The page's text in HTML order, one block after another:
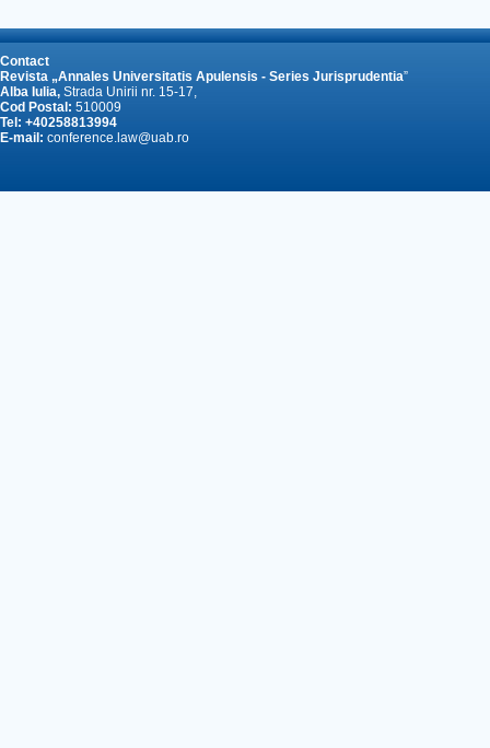
Contact
Revista „Annales Universitatis Apulensis - Series Jurisprudentia”
Alba Iulia, Strada Unirii nr. 15-17,
Cod Postal: 510009
Tel: +40258813994
E-mail: conference.law@uab.ro